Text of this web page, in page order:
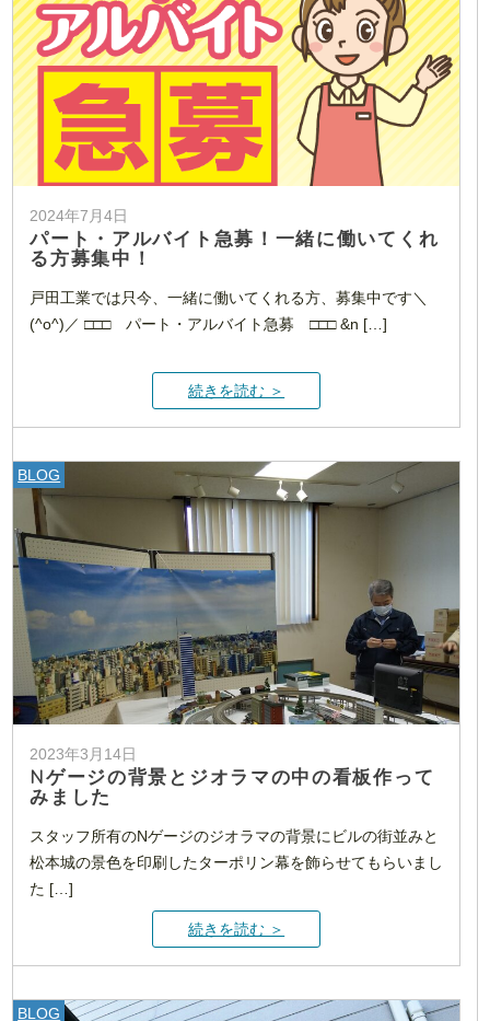
2024年7月4日
パート・アルバイト急募！一緒に働いてくれ
る方募集中！
戸田工業では只今、一緒に働いてくれる方、募集中です＼
(^o^)／ □□□ パート・アルバイト急募 □□□ &n […]
続きを読む ＞
BLOG
2023年3月14日
Nゲージの背景とジオラマの中の看板作って
みました
スタッフ所有のNゲージのジオラマの背景にビルの街並みと
松本城の景色を印刷したターポリン幕を飾らせてもらいまし
た […]
続きを読む ＞
BLOG